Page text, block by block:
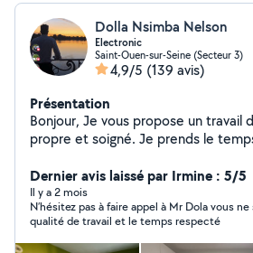
Dolla Nsimba Nelson
Electronic
Saint-Ouen-sur-Seine (Secteur 3)
4,9/5 (139 avis)
Présentation
Bonjour, Je vous propose un travail
propre et soigné. Je prends le
résultat de qualité et durable. Je
finitions et je travaille avec
vous soyez totalement satisfait.
contacter, je serai ravi de réaliser
Dernier avis laissé par Irmine : 5/5
Il y a 2 mois
N’hésitez pas à faire appel à Mr Dola vous
qualité de travail et le temps respecté